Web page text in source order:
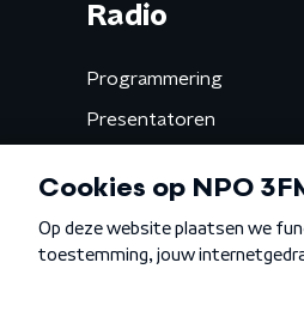
Radio
Programmering
Presentatoren
Gemist
Algemene voorwaarden